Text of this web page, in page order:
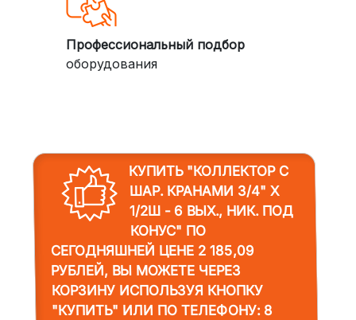
Профессиональный подбор
оборудования
КУПИТЬ "КОЛЛЕКТОР С
ШАР. КРАНАМИ 3/4" Х
1/2Ш - 6 ВЫХ., НИК. ПОД
КОНУС"ПО
СЕГОДНЯШНЕЙ ЦЕНЕ 2 185,09
РУБЛЕЙ, ВЫ МОЖЕТЕ ЧЕРЕЗ
КОРЗИНУ ИСПОЛЬЗУЯ КНОПКУ
"КУПИТЬ" ИЛИ ПО ТЕЛЕФОНУ: 8